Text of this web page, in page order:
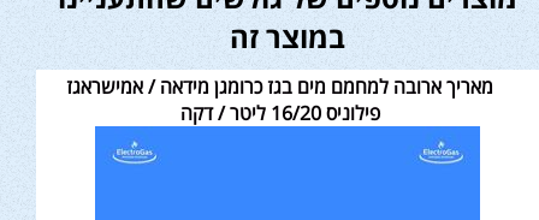
במוצר זה
מאריך ארובה למחמם מים בגז כרומגן מידאה / אמישראגז
פילוניס 16/20 ליטר / דקה